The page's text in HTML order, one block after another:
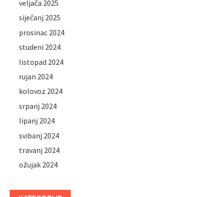
veljača 2025
siječanj 2025
prosinac 2024
studeni 2024
listopad 2024
rujan 2024
kolovoz 2024
srpanj 2024
lipanj 2024
svibanj 2024
travanj 2024
ožujak 2024